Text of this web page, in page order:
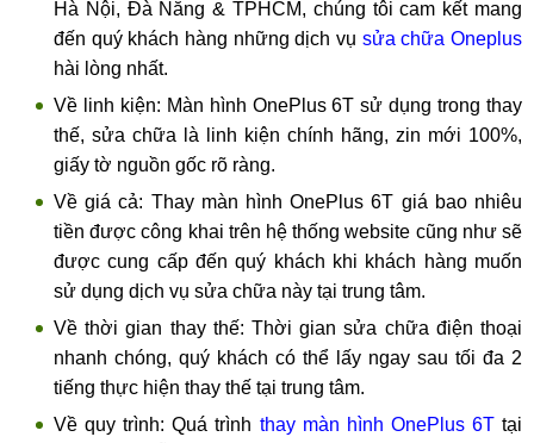
Hà Nội, Đà Nẵng & TPHCM, chúng tôi cam kết mang
đến quý khách hàng những dịch vụ sửa chữa Oneplus
hài lòng nhất.
Về linh kiện: Màn hình OnePlus 6T sử dụng trong thay
thế, sửa chữa là linh kiện chính hãng, zin mới 100%,
giấy tờ nguồn gốc rõ ràng.
Về giá cả: Thay màn hình OnePlus 6T giá bao nhiêu
tiền được công khai trên hệ thống website cũng như sẽ
được cung cấp đến quý khách khi khách hàng muốn
sử dụng dịch vụ sửa chữa này tại trung tâm.
Về thời gian thay thế: Thời gian sửa chữa điện thoại
nhanh chóng, quý khách có thể lấy ngay sau tối đa 2
tiếng thực hiện thay thế tại trung tâm.
Về quy trình: Quá trình thay màn hình OnePlus 6Ttại